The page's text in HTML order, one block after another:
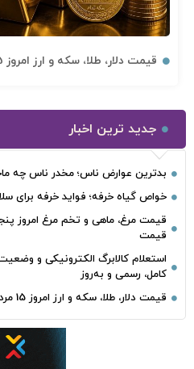
قیمت دلار، طلا، سکه و ارز امروز 15 مرداد 1405 + جدول کامل
جدید ترین اخبار
بدترین عوارض ناس؛ مخدر ناس چه
خواص گیاه خرفه؛ فواید خرفه برای
قیمت
کامل، رسمی و به‌روز
قیمت دلار، طلا، سکه و ارز امروز 15 مرداد 1405 + جدول کامل